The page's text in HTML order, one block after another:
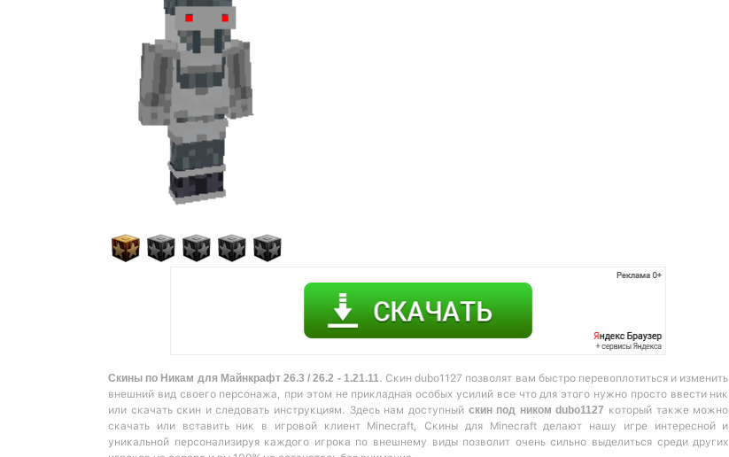
Скины по Никам для Майнкрафт 26.3 / 26.2 - 1.21.11 . Скин dubo1127 позволят вам быстро перевоплотиться и изменить
внешний вид своего персонажа, при этом не прикладная особых усилий все что для этого нужно просто ввести ник
или скачать скин и следовать инструкциям. Здесь нам доступныйскин под ником dubo1127 который также можно
скачать или вставить ник в игровой клиент Minecraft, Скины для Minecraft делают нашу игре интересной и
уникальной персонализируя каждого игрока по внешнему виды позволит очень сильно выделиться среди других